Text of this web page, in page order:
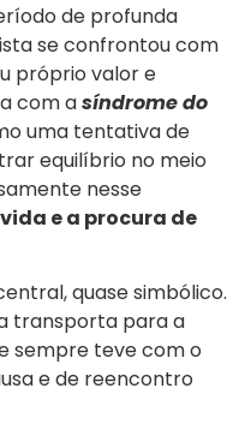
de profunda
se confrontou com
próprio valor e
com asíndrome do
uma tentativa de
equilíbrio no meio
nesse
e a procura de
quase simbólico.
transporta para a
sempre teve com o
e de reencontro